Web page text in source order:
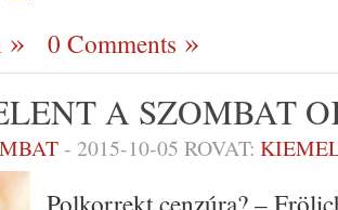
0 Comments
A SZOMBAT
- 2015-10-05 ROVAT: